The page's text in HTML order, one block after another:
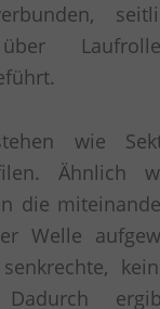
über
wie
Ähnlich
die
Welle
Dadurch